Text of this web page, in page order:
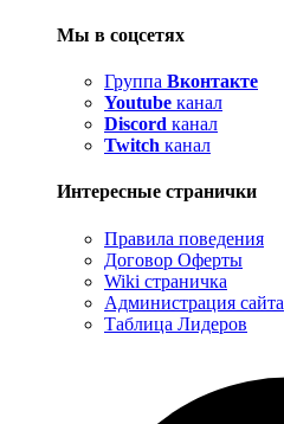
Мы в соцсетях
Группа Вконтакте
Youtube канал
Discord канал
Twitch канал
Интересные странички
Правила поведения
Договор Оферты
Wiki страничка
Администрация сайта
Таблица Лидеров